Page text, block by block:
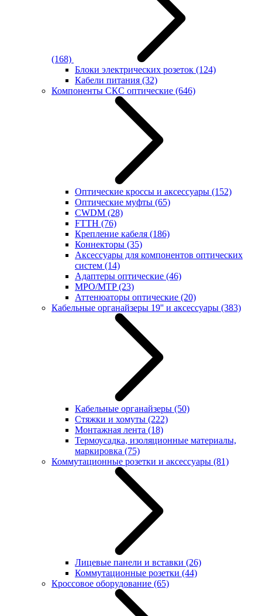
(168)
Блоки электрических розеток (124)
Кабели питания (32)
Компоненты СКС оптические (646)
Оптические кроссы и аксессуары (152)
Оптические муфты (65)
CWDM (28)
FTTH (76)
Крепление кабеля (186)
Коннекторы (35)
Аксессуары для компонентов оптических
систем (14)
Адаптеры оптические (46)
MPO/MTP(23)
Аттенюаторы оптические (20)
Кабельные органайзеры 19'' и аксессуары (383)
Кабельные органайзеры (50)
Стяжки и хомуты (222)
Монтажная лента (18)
Термоусадка, изоляционные материалы,
маркировка (75)
Коммутационные розетки и аксессуары (81)
Лицевые панели и вставки (26)
Коммутационные розетки (44)
Кроссовое оборудование (65)